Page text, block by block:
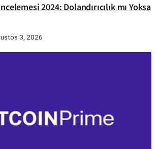
2024: Dolandırıcılık mı Yoksa
3, 2026